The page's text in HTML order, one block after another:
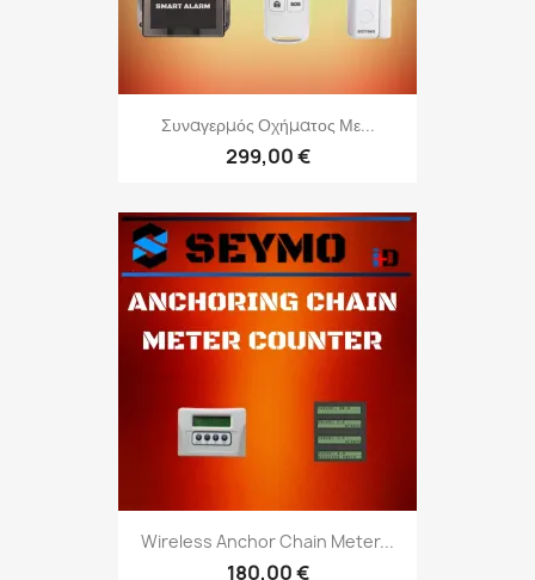
Συναγερμός Οχήματος Με...
299,00 €
Wireless Anchor Chain Meter...
180,00 €